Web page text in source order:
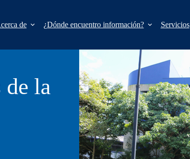
de ¿Dónde encuentro información? Servicios
la